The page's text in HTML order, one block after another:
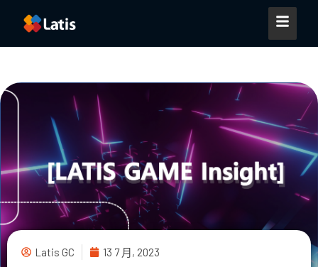
Latis GC 13 7 月, 2023